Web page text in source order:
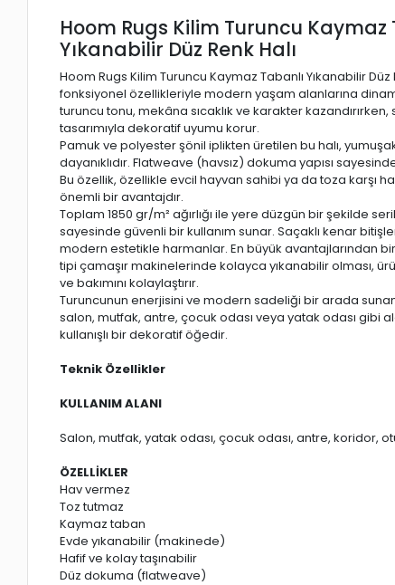
Hoom Rugs Kilim Turuncu Kaymaz
Yıkanabilir Düz Renk Halı
Hoom Rugs Kilim Turuncu Kaymaz Tabanlı Yıkanabilir
fonksiyonel özellikleriyle modern yaşam alanlarına
turuncu tonu, mekâna sıcaklık ve karakter
tasarımıyla dekoratif uyumu korur.
Pamuk ve polyester şönil iplikten üretilen bu halı,
dayanıklıdır. Flatweave (havsız) dokuma yapısı
Bu özellik, özellikle evcil hayvan sahibi ya da toza karşı
önemli bir avantajdır.
Toplam 1850 gr/m² ağırlığı ile yere düzgün bir şekilde
sayesinde güvenli bir kullanım sunar. Saçaklı kenar
modern estetikle harmanlar. En büyük avantajlarından
tipi çamaşır makinelerinde kolayca yıkanabilir olması,
ve bakımını kolaylaştırır.
Turuncunun enerjisini ve modern sadeliği bir arada
salon, mutfak, antre, çocuk odası veya yatak odası gibi
kullanışlı bir dekoratif öğedir.
Teknik Özellikler
KULLANIM ALANI
Salon, mutfak, yatak odası, çocuk odası, antre, koridor,
ÖZELLİKLER
Hav vermez
Toz tutmaz
Kaymaz taban
Evde yıkanabilir (makinede)
Hafif ve kolay taşınabilir
Düz dokuma (flatweave)